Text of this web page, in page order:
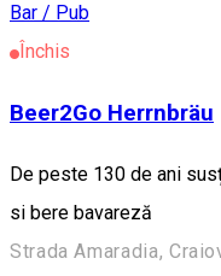
Bar / Pub
Închis
Beer2Go Herrnbräu
De peste 130 de ani
si bere bavareză
Strada Amaradia,